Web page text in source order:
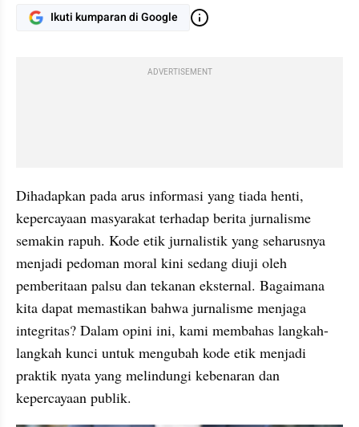
Ikuti kumparan di Google
ADVERTISEMENT
Dihadapkan pada arus informasi yang tiada henti,
kepercayaan masyarakat terhadap berita jurnalisme
semakin rapuh. Kode etik jurnalistik yang seharusnya
menjadi pedoman moral kini sedang diuji oleh
pemberitaan palsu dan tekanan eksternal. Bagaimana
kita dapat memastikan bahwa jurnalisme menjaga
integritas? Dalam opini ini, kami membahas langkah-
langkah kunci untuk mengubah kode etik menjadi
praktik nyata yang melindungi kebenaran dan
kepercayaan publik.